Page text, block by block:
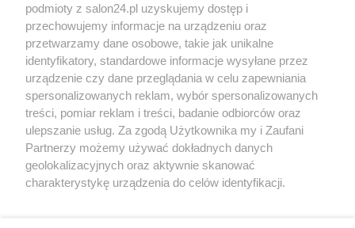
Społeczeństwo
Kultura
X Facebook Instagram Youtube
podmioty z salon24.pl uzyskujemy dostęp i
przechowujemy informacje na urządzeniu oraz
przetwarzamy dane osobowe, takie jak unikalne
identyfikatory, standardowe informacje wysyłane przez
urządzenie czy dane przeglądania w celu zapewniania
spersonalizowanych reklam, wybór spersonalizowanych
treści, pomiar reklam i treści, badanie odbiorców oraz
ulepszanie usług. Za zgodą Użytkownika my i Zaufani
Partnerzy możemy używać dokładnych danych
geolokalizacyjnych oraz aktywnie skanować
charakterystykę urządzenia do celów identyfikacji.